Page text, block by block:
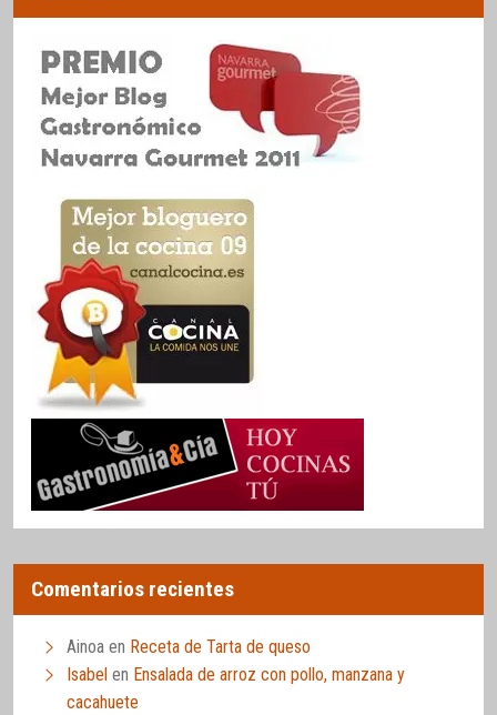
Comentarios recientes
Ainoa en Receta de Tarta de queso
Isabel en Ensalada de arroz con pollo, manzana y
cacahuete